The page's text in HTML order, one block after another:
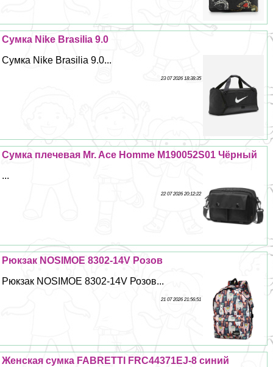
Сумка Nike Brasilia 9.0
Сумка Nike Brasilia 9.0...
23 07 2026 18:38:35
Сумка плечевая Mr. Ace Homme M190052S01 Чёрный
...
22 07 2026 20:12:22
Рюкзак NOSIMOE 8302-14V Розов
Рюкзак NOSIMOE 8302-14V Розов...
21 07 2026 21:56:51
Женская сумка FABRETTI FRC44371EJ-8 синий